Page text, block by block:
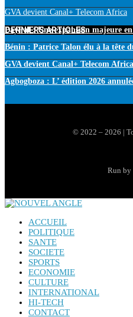
GVA devient Canal+ Telecom Africa
DERNIERS ARTICLES
PayPal : Une expansion majeure
Bénin : Patrice Talon élu à la tête
GVA devient Canal+ Telecom Africa
Agbogboza : L’ édition 2026
© 2022 – 2026 |
Run by
ACCUEIL
POLITIQUE
SANTE
SOCIETE
SPORTS
ECONOMIE
CULTURE
INTERNATIONAL
HI-TECH
CONTACT